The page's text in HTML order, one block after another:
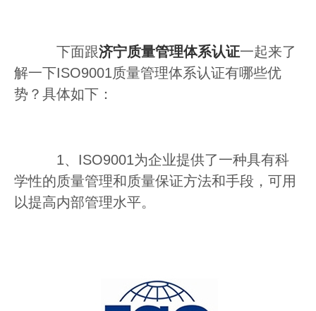
下面跟济宁质量管理体系认证一起来了
解一下ISO9001质量管理体系认证有哪些优
势？具体如下：
1、ISO9001为企业提供了一种具有科
学性的质量管理和质量保证方法和手段，可用
以提高内部管理水平。